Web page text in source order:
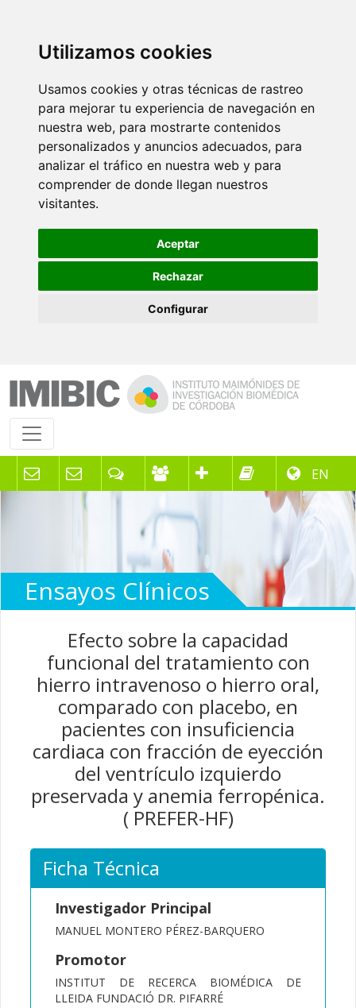
Utilizamos cookies
Usamos cookies y otras técnicas de rastreo
para mejorar tu experiencia de navegación en
nuestra web, para mostrarte contenidos
personalizados y anuncios adecuados, para
analizar el tráfico en nuestra web y para
comprender de donde llegan nuestros
visitantes.
Aceptar
Rechazar
Configurar
EN
Ensayos Clínicos
Efecto sobre la capacidad
funcional del tratamiento con
hierro intravenoso o hierro oral,
comparado con placebo, en
pacientes con insuficiencia
cardiaca con fracción de eyección
del ventrículo izquierdo
preservada y anemia ferropénica.
( PREFER-HF)
Ficha Técnica
Investigador Principal
MANUEL MONTERO PÉREZ-BARQUERO
Promotor
INSTITUT DE RECERCA BIOMÉDICA DE
LLEIDA FUNDACIÓ DR. PIFARRÉ